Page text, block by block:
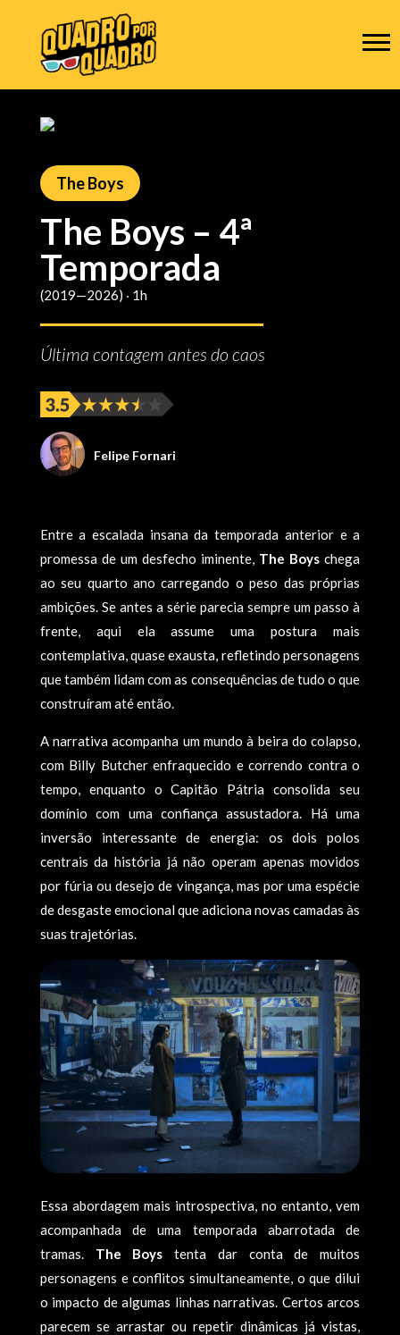
The Boys
The Boys – 4ª
Temporada
(2019—2026) ‧ 1h
Última contagem antes do caos
Felipe Fornari
Entre a escalada insana da temporada anterior e a
promessa de um desfecho iminente, The Boys chega
ao seu quarto ano carregando o peso das próprias
ambições. Se antes a série parecia sempre um passo à
frente, aqui ela assume uma postura mais
contemplativa, quase exausta, refletindo personagens
que também lidam com as consequências de tudo o que
construíram até então.
A narrativa acompanha um mundo à beira do colapso,
com Billy Butcher enfraquecido e correndo contra o
tempo, enquanto o Capitão Pátria consolida seu
domínio com uma confiança assustadora. Há uma
inversão interessante de energia: os dois polos
centrais da história já não operam apenas movidos
por fúria ou desejo de vingança, mas por uma espécie
de desgaste emocional que adiciona novas camadas às
suas trajetórias.
Essa abordagem mais introspectiva, no entanto, vem
acompanhada de uma temporada abarrotada de
tramas. The Boys tenta dar conta de muitos
personagens e conflitos simultaneamente, o que dilui
o impacto de algumas linhas narrativas. Certos arcos
parecem se arrastar ou repetir dinâmicas já vistas,